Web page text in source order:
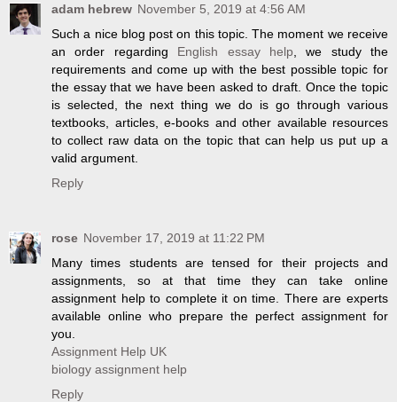
adam hebrew November 5, 2019 at 4:56 AM
Such a nice blog post on this topic. The moment we receive
an order regarding English essay help, we study the
requirements and come up with the best possible topic for
the essay that we have been asked to draft. Once the topic
is selected, the next thing we do is go through various
textbooks, articles, e-books and other available resources
to collect raw data on the topic that can help us put up a
valid argument.
Reply
rose November 17, 2019 at 11:22 PM
Many times students are tensed for their projects and
assignments, so at that time they can take online
assignment help to complete it on time. There are experts
available online who prepare the perfect assignment for
you.
Assignment Help UK
biology assignment help
Reply